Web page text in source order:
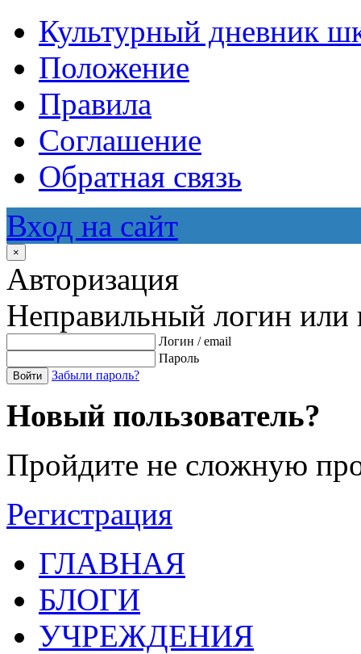
Культурный дневник
Положение
Правила
Соглашение
Обратная связь
Вход на сайт
×
Авторизация
Неправильный логин или
Логин / email
Пароль
Войти Забыли пароль?
Новый пользователь?
Пройдите не сложную
Регистрация
ГЛАВНАЯ
БЛОГИ
УЧРЕЖДЕНИЯ